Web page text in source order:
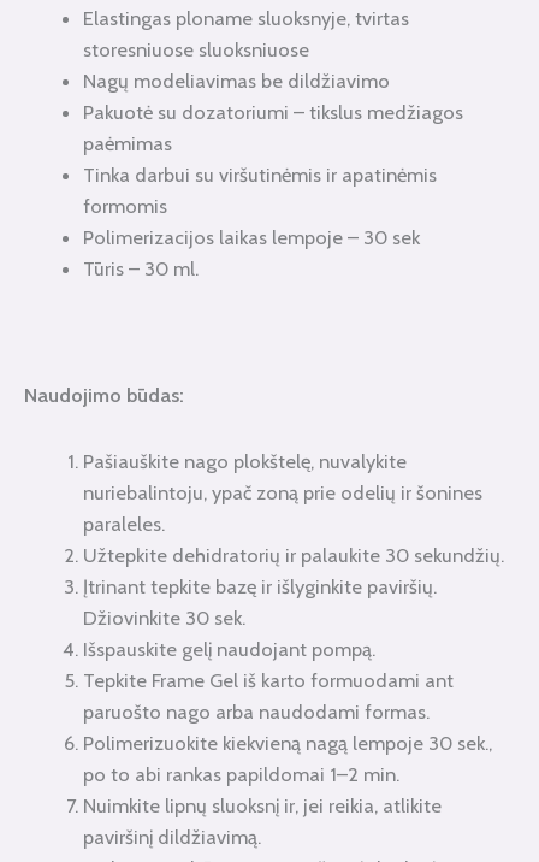
Elastingas ploname sluoksnyje, tvirtas
storesniuose sluoksniuose
Nagų modeliavimas be dildžiavimo
Pakuotė su dozatoriumi – tikslus medžiagos
paėmimas
Tinka darbui su viršutinėmis ir apatinėmis
formomis
Polimerizacijos laikas lempoje – 30 sek
Tūris – 30 ml.
Naudojimo būdas:
Pašiauškite nago plokštelę, nuvalykite
nuriebalintoju, ypač zoną prie odelių ir šonines
paraleles.
Užtepkite dehidratorių ir palaukite 30 sekundžių.
Įtrinant tepkite bazę ir išlyginkite paviršių.
Džiovinkite 30 sek.
Išspauskite gelį naudojant pompą.
Tepkite Frame Gel iš karto formuodami ant
paruošto nago arba naudodami formas.
Polimerizuokite kiekvieną nagą lempoje 30 sek.,
po to abi rankas papildomai 1–2 min.
Nuimkite lipnų sluoksnį ir, jei reikia, atlikite
paviršinį dildžiavimą.